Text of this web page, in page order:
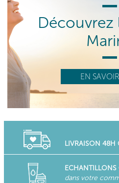
Découvrez
EN
LIVRAISON 48H
ECHANTILLONS
dans votre